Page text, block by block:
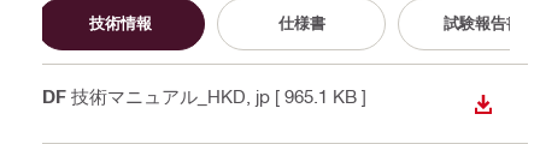
技術情報 仕様書 試験報告書
PDF 技術マニュアル_HKD , jp [ 965.1 KB ]
ダウン